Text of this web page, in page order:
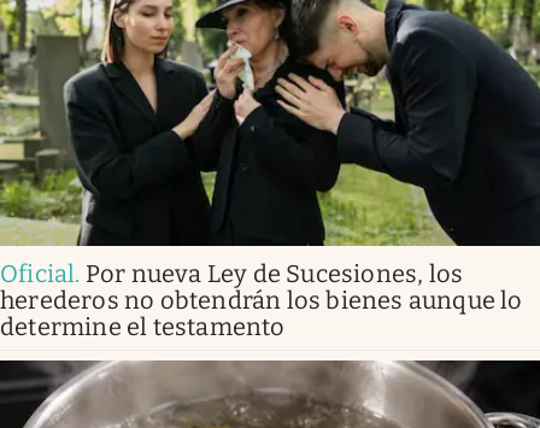
Oficial. Por nueva Ley de Sucesiones, los
herederos no obtendrán los bienes aunque lo
determine el testamento